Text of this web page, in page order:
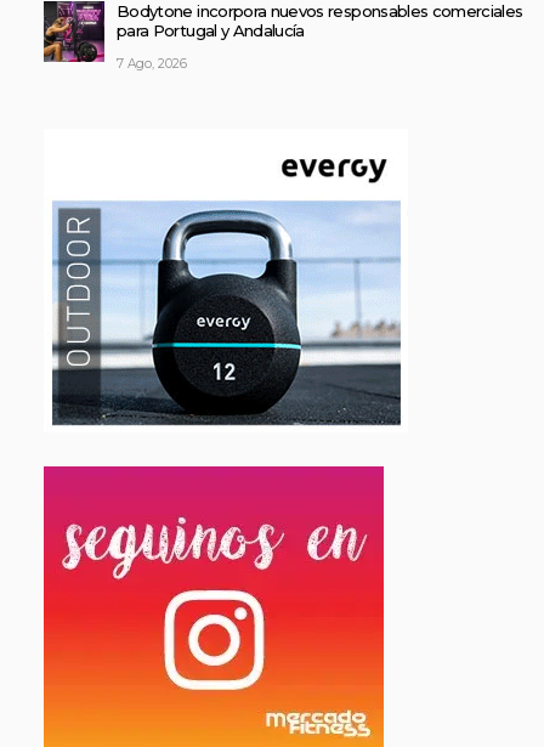
Bodytone incorpora nuevos responsables comerciales
para Portugal y Andalucía
7 Ago, 2026